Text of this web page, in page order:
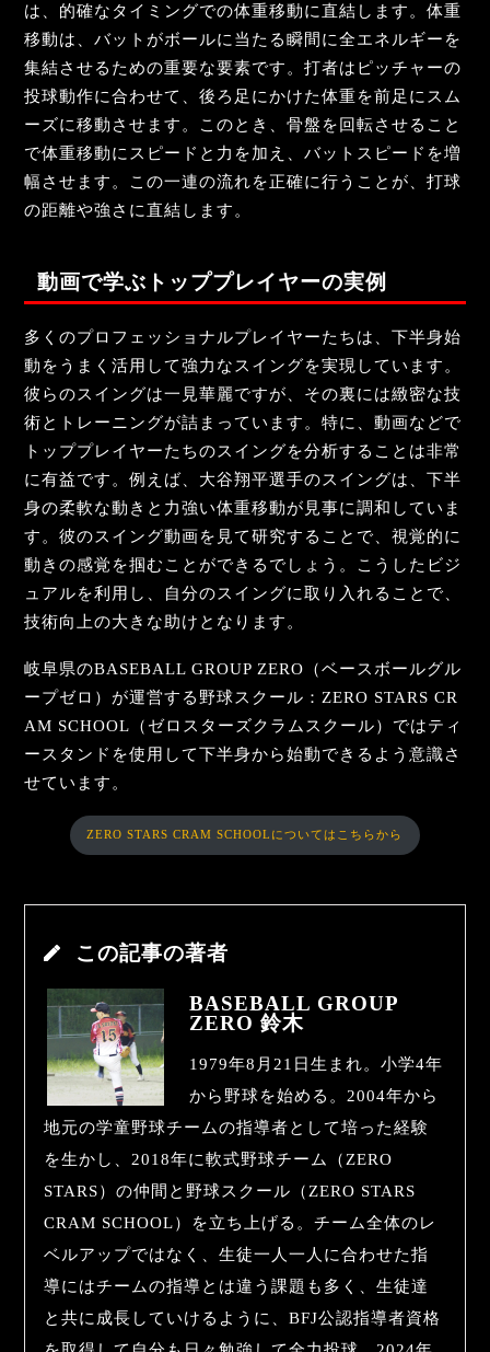
は、的確なタイミングでの体重移動に直結します。体重
移動は、バットがボールに当たる瞬間に全エネルギーを
集結させるための重要な要素です。打者はピッチャーの
投球動作に合わせて、後ろ足にかけた体重を前足にスム
ーズに移動させます。このとき、骨盤を回転させること
で体重移動にスピードと力を加え、バットスピードを増
幅させます。この一連の流れを正確に行うことが、打球
の距離や強さに直結します。
動画で学ぶトッププレイヤーの実例
多くのプロフェッショナルプレイヤーたちは、下半身始
動をうまく活用して強力なスイングを実現しています。
彼らのスイングは一見華麗ですが、その裏には緻密な技
術とトレーニングが詰まっています。特に、動画などで
トッププレイヤーたちのスイングを分析することは非常
に有益です。例えば、大谷翔平選手のスイングは、下半
身の柔軟な動きと力強い体重移動が見事に調和していま
す。彼のスイング動画を見て研究することで、視覚的に
動きの感覚を掴むことができるでしょう。こうしたビジ
ュアルを利用し、自分のスイングに取り入れることで、
技術向上の大きな助けとなります。
岐阜県のBASEBALL GROUP ZERO（ベースボールグル
ープゼロ）が運営する野球スクール：ZERO STARS CR
AM SCHOOL（ゼロスターズクラムスクール）ではティ
ースタンドを使用して下半身から始動できるよう意識さ
せています。
ZERO STARS CRAM SCHOOLについてはこちらから
この記事の著者
BASEBALL GROUP
ZERO 鈴木
1979年8月21日生まれ。小学4年
から野球を始める。2004年から
地元の学童野球チームの指導者として培った経験
を生かし、2018年に軟式野球チーム（ZERO
STARS）の仲間と野球スクール（ZERO STARS
CRAM SCHOOL）を立ち上げる。チーム全体のレ
ベルアップではなく、生徒一人一人に合わせた指
導にはチームの指導とは違う課題も多く、生徒達
と共に成長していけるように、BFJ公認指導者資格